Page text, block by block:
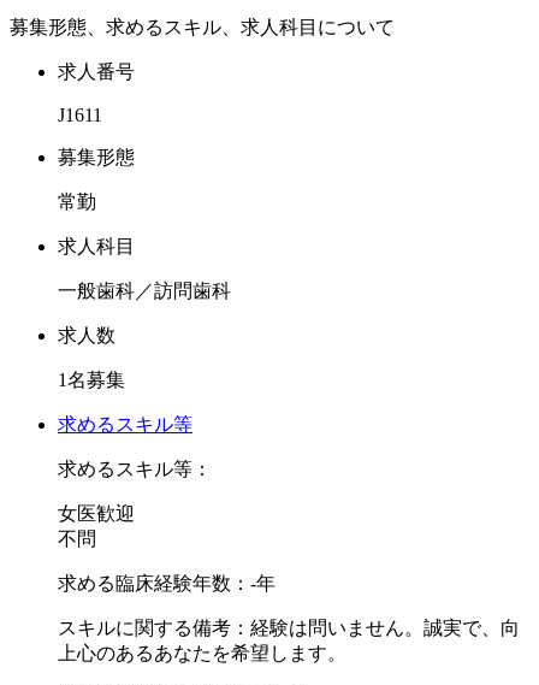
当院は厚生省指定臨床歯科研修施設でもあり、新卒のＤｒも
経験は問いません。誠実でやる気のあるあなたを希望いたし
ます。
また、週休3日も可能ですので、大学での研究と臨床のスキ
ルの向上を同時で習得可能です。
たくさんのご応募をお待ちしております。
募集形態、求めるスキル、求人科目について
求人番号
J1611
募集形態
常勤
求人科目
一般歯科／訪問歯科
求人数
1名募集
求めるスキル等
求めるスキル等：
女医歓迎
不問
求める臨床経験年数：-年
スキルに関する備考：経験は問いません。誠実で、向
上心のあるあなたを希望します。